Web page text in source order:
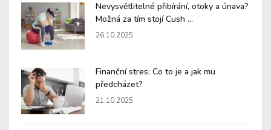
Nevysvětlitelné přibírání, otoky a únava?
Možná za tím stojí Cush ...
26.10.2025
Finanční stres: Co to je a jak mu
předcházet?
21.10.2025